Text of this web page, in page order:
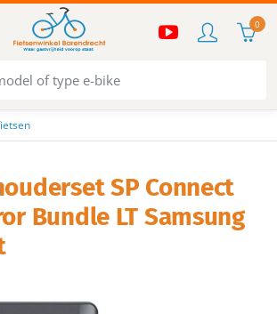
0
SP Connect
Bundle LT Samsung